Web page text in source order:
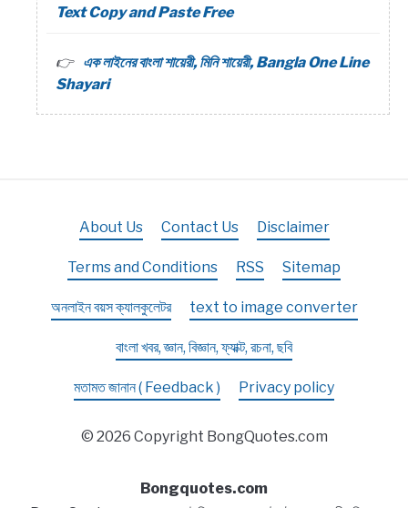
Text Copy and Paste Free
এক লাইনের বাংলা শায়েরী, মিনি শায়েরী, Bangla One Line
Shayari
About Us Contact Us Disclaimer
Terms and Conditions RSS Sitemap
অনলাইন বয়স ক্যালকুলেটর text to image converter
বাংলা খবর, জ্ঞান, বিজ্ঞান, ফ্যাক্ট, রচনা, ছবি
মতামত জানান ( Feedback ) Privacy policy
© 2026 Copyright BongQuotes.com
Bongquotes.com